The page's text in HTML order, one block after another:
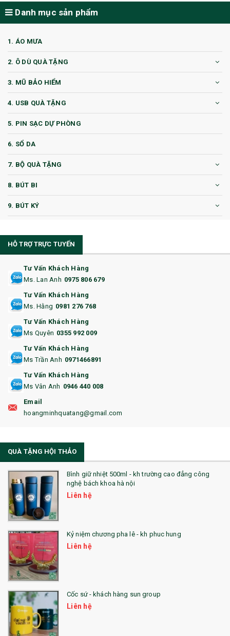
Danh mục sản phẩm
1. ÁO MƯA
2. Ô DÙ QUÀ TẶNG
3. MŨ BẢO HIỂM
4. USB QUÀ TẶNG
5. PIN SẠC DỰ PHÒNG
6. SỔ DA
7. BỘ QUÀ TẶNG
8. BÚT BI
9. BÚT KÝ
11. CỐC/BÌNH GIỮ NHIỆT
12. BÌNH NƯỚC
14. HỘP/VÍ ĐỰNG NAMECARD
15. BỘ BẤM MÓNG
16. BAO HỘ CHIẾU
18. ẤM CHÉN QUÀ TẶNG
19. ĐỒNG HỒ TREO TƯỜNG
22. ĐỒNG HỒ ĐỂ BÀN
23. QÙA TẶNG ĐỘC ĐÁO
24. QÙA TẶNG PHA LÊ
25. QUÀ TẶNG GLASSLOCK
26. QUÀ TẶNG LUMINARC
28. BỘ ĐỒ ĂN CAO CẤP
29. MÓC KHOÁ
31. TÚI VẢI KHÔNG DỆT
32. TÚI VẢI BỐ
HỖ TRỢ TRỰC TUYẾN
Tư Vấn Khách Hàng
Ms. Lan Anh 0975 806 679
Tư Vấn Khách Hàng
Ms. Hằng 0981 276 768
Tư Vấn Khách Hàng
Ms Quyên 0355 992 009
Tư Vấn Khách Hàng
Ms Trần Anh 0971466891
Tư Vấn Khách Hàng
Ms Vân Anh 0946 440 008
Email
hoangminhquatang@gmail.com
QUÀ TẶNG HỘI THẢO
Bình giữ nhiệt 500ml - kh trường cao đẳng công
nghệ bách khoa hà nội
Liên hệ
Kỷ niệm chương pha lê - kh phuc hung
Liên hệ
Cốc sứ - khách hàng sun group
Liên hệ